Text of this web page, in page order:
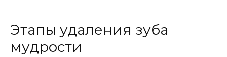
Этапы удаления зуба
мудрости